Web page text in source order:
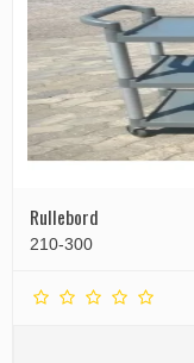
Rullebord
210-300